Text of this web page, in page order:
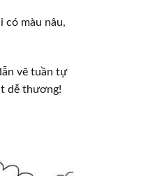
có màu nâu,
vẽ tuần tự
dễ thương!